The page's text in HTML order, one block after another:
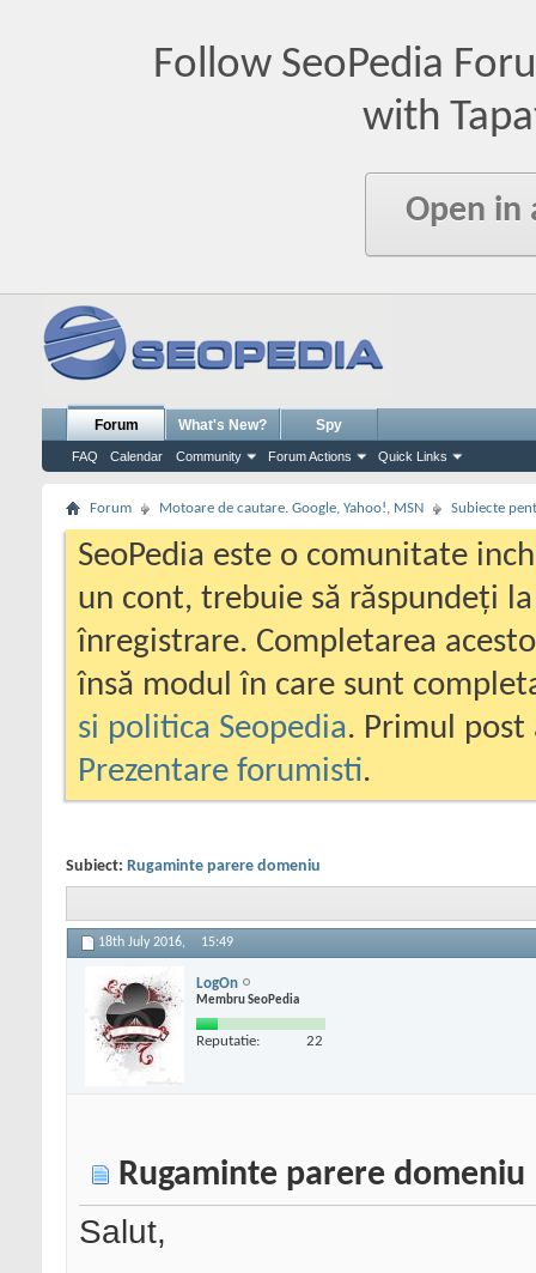
Follow SeoPedia
with
Open in
Forum
FAQ Calendar Community Forum Actions Quick Links
What's New? Spy
Forum Motoare de cautare. Google, Yahoo!, MSN Subiecte
SeoPedia este o comunitate
un cont, trebuie să răspundeți
înregistrare. Completarea
însă modul în care sunt
si politica Seopedia. Primul
Prezentare forumisti.
Subiect: Rugaminte parere domeniu
18th July 2016, 15:49
LogOn
Membru SeoPedia
Reputatie: 22
Rugaminte parere domeniu
Salut,